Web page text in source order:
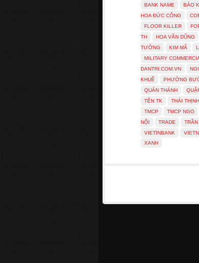
BANK NAME
BÁO
HOA ĐỨC CÔNG
FLOOR KILLER
TH
HOA VĂN DŨNG
TƯỞNG
KIM MÃ
MILITARY
DANTRI.COM.VN
KHUÊ
PHƯỜNG
QUÁN THÁNH
TÊN TK
THÁI THỊNH
TMCP
TMCP NGO
NỘI
TRADE TRẦN
VIETINBANK
XANH